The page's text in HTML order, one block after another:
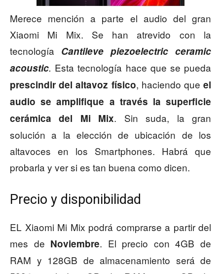
Merece mención a parte el audio del gran
Xiaomi Mi Mix. Se han atrevido con la
tecnología Cantileve piezoelectric ceramic
acoustic. Esta tecnología hace que se pueda
prescindir del altavoz físico, haciendo que el
audio se amplifique a través la superficie
cerámica del Mi Mix. Sin suda, la gran
solución a la elección de ubicación de los
altavoces en los Smartphones. Habrá que
probarla y ver si es tan buena como dicen.
Precio y disponibilidad
EL Xiaomi Mi Mix podrá comprarse a partir del
mes de Noviembre. El precio con 4GB de
RAM y 128GB de almacenamiento será de